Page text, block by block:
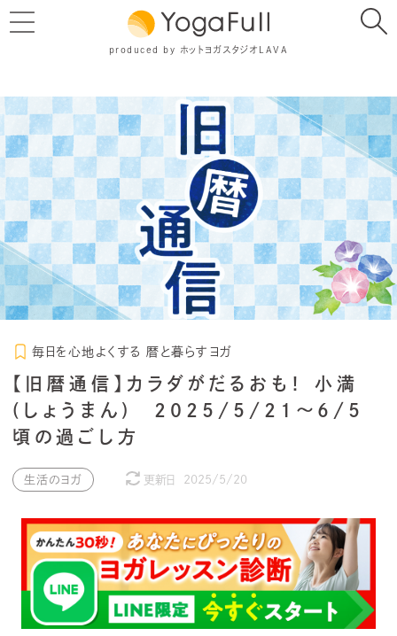
produced by ホットヨガスタジオLAVA
毎日を心地よくする 暦と暮らすヨガ
【旧暦通信】カラダがだるおも！ 小満
(しょうまん) 2025/5/21～6/5
頃の過ごし方
生活のヨガ 更新日 2025/5/20